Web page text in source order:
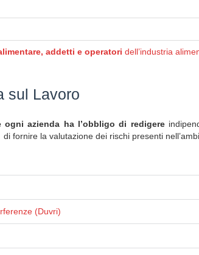
addetti e operatori dell’industria
sul Lavoro
ogni azienda ha l’obbligo di redigere
fornire la valutazione dei rischi presenti
(Duvri)